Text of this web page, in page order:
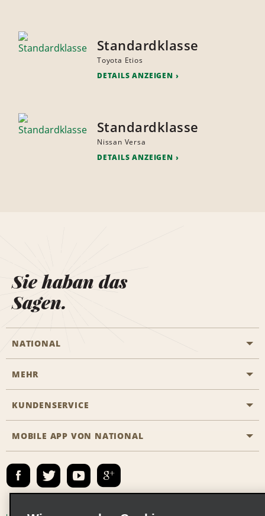
Standardklasse
Toyota Etios
DETAILS ANZEIGEN
Standardklasse
Nissan Versa
DETAILS ANZEIGEN
Sie haban das
Sagen.
NATIONAL
Eine Reservierung vornehmen
Das Business Rental Programm
Emerald Club Anmelden
MEHR
Karriere
KUNDENSERVICE
Barrierefreiheit
Kontakt
E-Mail anmelden
MOBILE APP VON NATIONAL